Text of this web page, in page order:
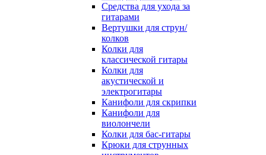
Средства для ухода за
гитарами
Вертушки для струн/
колков
Колки для
классической гитары
Колки для
акустической и
электрогитары
Канифоли для скрипки
Канифоли для
виолончели
Колки для бас-гитары
Крюки для струнных